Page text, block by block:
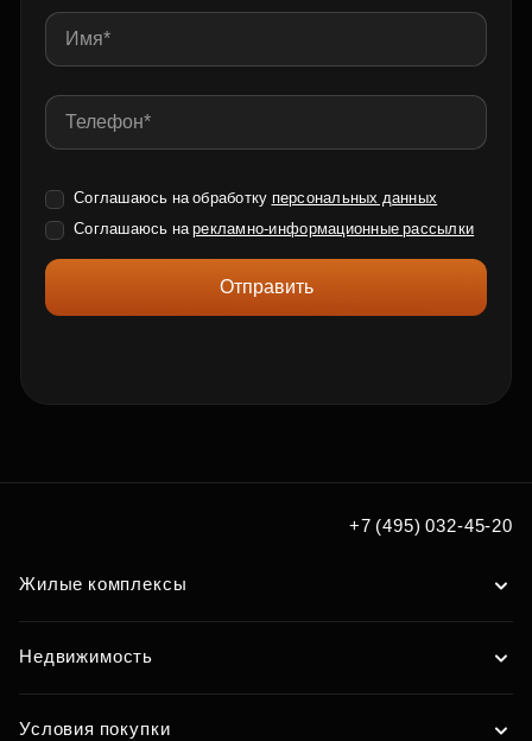
Соглашаюсь на обработку персональных данных
Соглашаюсь нарекламно-информационные рассылки
Отправить
+7 (495) 032-45-20
Жилые комплексы
Недвижимость
Условия покупки